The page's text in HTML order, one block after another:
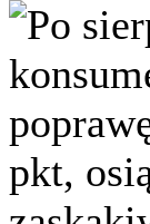
Po
pkt,